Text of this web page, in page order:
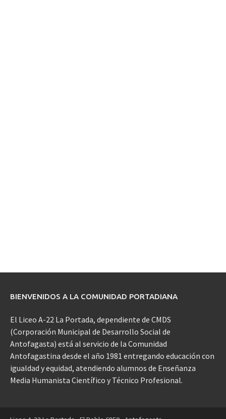
BIENVENIDOS A LA COMUNIDAD PORTADIANA
El Liceo A-22 La Portada, dependiente de CMDS
(Corporación Municipal de Desarrollo Social de
Antofagasta) está al servicio de la Comunidad
Antofagastina desde el año 1981 entregando educación con
igualdad y equidad, atendiendo alumnos de Enseñanza
Media Humanista Científico y Técnico Profesional.